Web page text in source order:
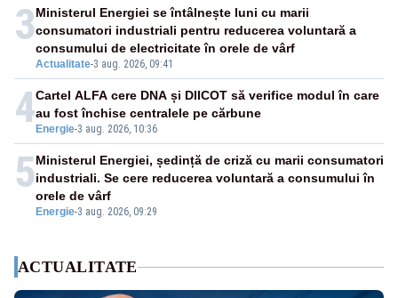
3
Actualitate-3 aug. 2026, 09:41
Ministerul Energiei se întâlnește luni cu marii
consumatori industriali pentru reducerea voluntară a
consumului de electricitate în orele de vârf
4 Energie-3 aug. 2026, 10:36
Cartel ALFA cere DNA și DIICOT să verifice modul în care
au fost închise centralele pe cărbune
5
Energie-3 aug. 2026, 09:29
Ministerul Energiei, ședință de criză cu marii consumatori
industriali. Se cere reducerea voluntară a consumului în
orele de vârf
ACTUALITATE